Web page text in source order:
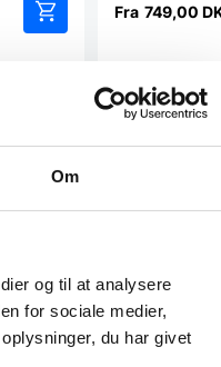
Om
og til at analysere
for sociale medier,
du har givet
Mulighederne
vælges
Fra 749,00
Vi prismatcher
Super dejlig
Kanon med en
ved hvad han
vejlede os kunder